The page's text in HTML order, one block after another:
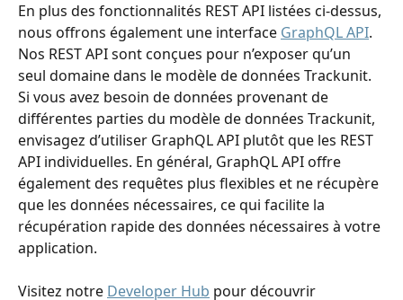
​En plus des fonctionnalités REST API listées ci-dessus,
nous offrons également une interface GraphQL API.
Nos REST API sont conçues pour n’exposer qu’un
seul domaine dans le modèle de données Trackunit.
Si vous avez besoin de données provenant de
différentes parties du modèle de données Trackunit,
envisagez d’utiliser GraphQL API plutôt que les REST
API individuelles. En général, GraphQL API offre
également des requêtes plus flexibles et ne récupère
que les données nécessaires, ce qui facilite la
récupération rapide des données nécessaires à votre
application.
Visitez notre Developer Hub pour découvrir